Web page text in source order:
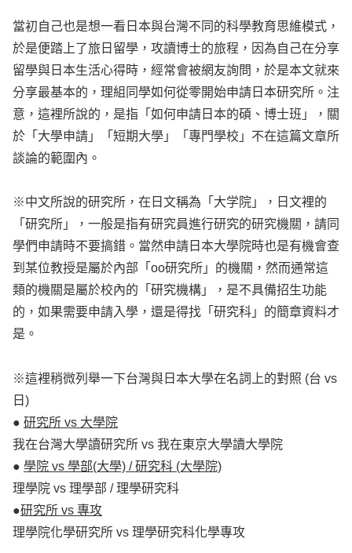
當初自己也是想一看日本與台灣不同的科學教育思維模式，
於是便踏上了旅日留學，攻讀博士的旅程，因為自己在分享
留學與日本生活心得時，經常會被網友詢問，於是本文就來
分享最基本的，理組同學如何從零開始申請日本研究所。注
意，這裡所說的，是指「如何申請日本的碩、博士班」，關
於「大學申請」「短期大學」「專門學校」不在這篇文章所
談論的範圍內。
※中文所說的研究所，在日文稱為「大学院」，日文裡的
「研究所」，一般是指有研究員進行研究的研究機關，請同
學們申請時不要搞錯。當然申請日本大學院時也是有機會查
到某位教授是屬於內部「oo研究所」的機關，然而通常這
類的機關是屬於校內的「研究機構」，是不具備招生功能
的，如果需要申請入學，還是得找「研究科」的簡章資料才
是。
※這裡稍微列舉一下台灣與日本大學在名詞上的對照 (台 vs
日)
● 研究所 vs 大學院
我在台灣大學讀研究所 vs 我在東京大學讀大學院
● 學院 vs 學部(大學) / 研究科 (大學院)
理學院 vs 理學部 / 理學研究科
●研究所 vs 專攻
理學院化學研究所 vs 理學研究科化學專攻